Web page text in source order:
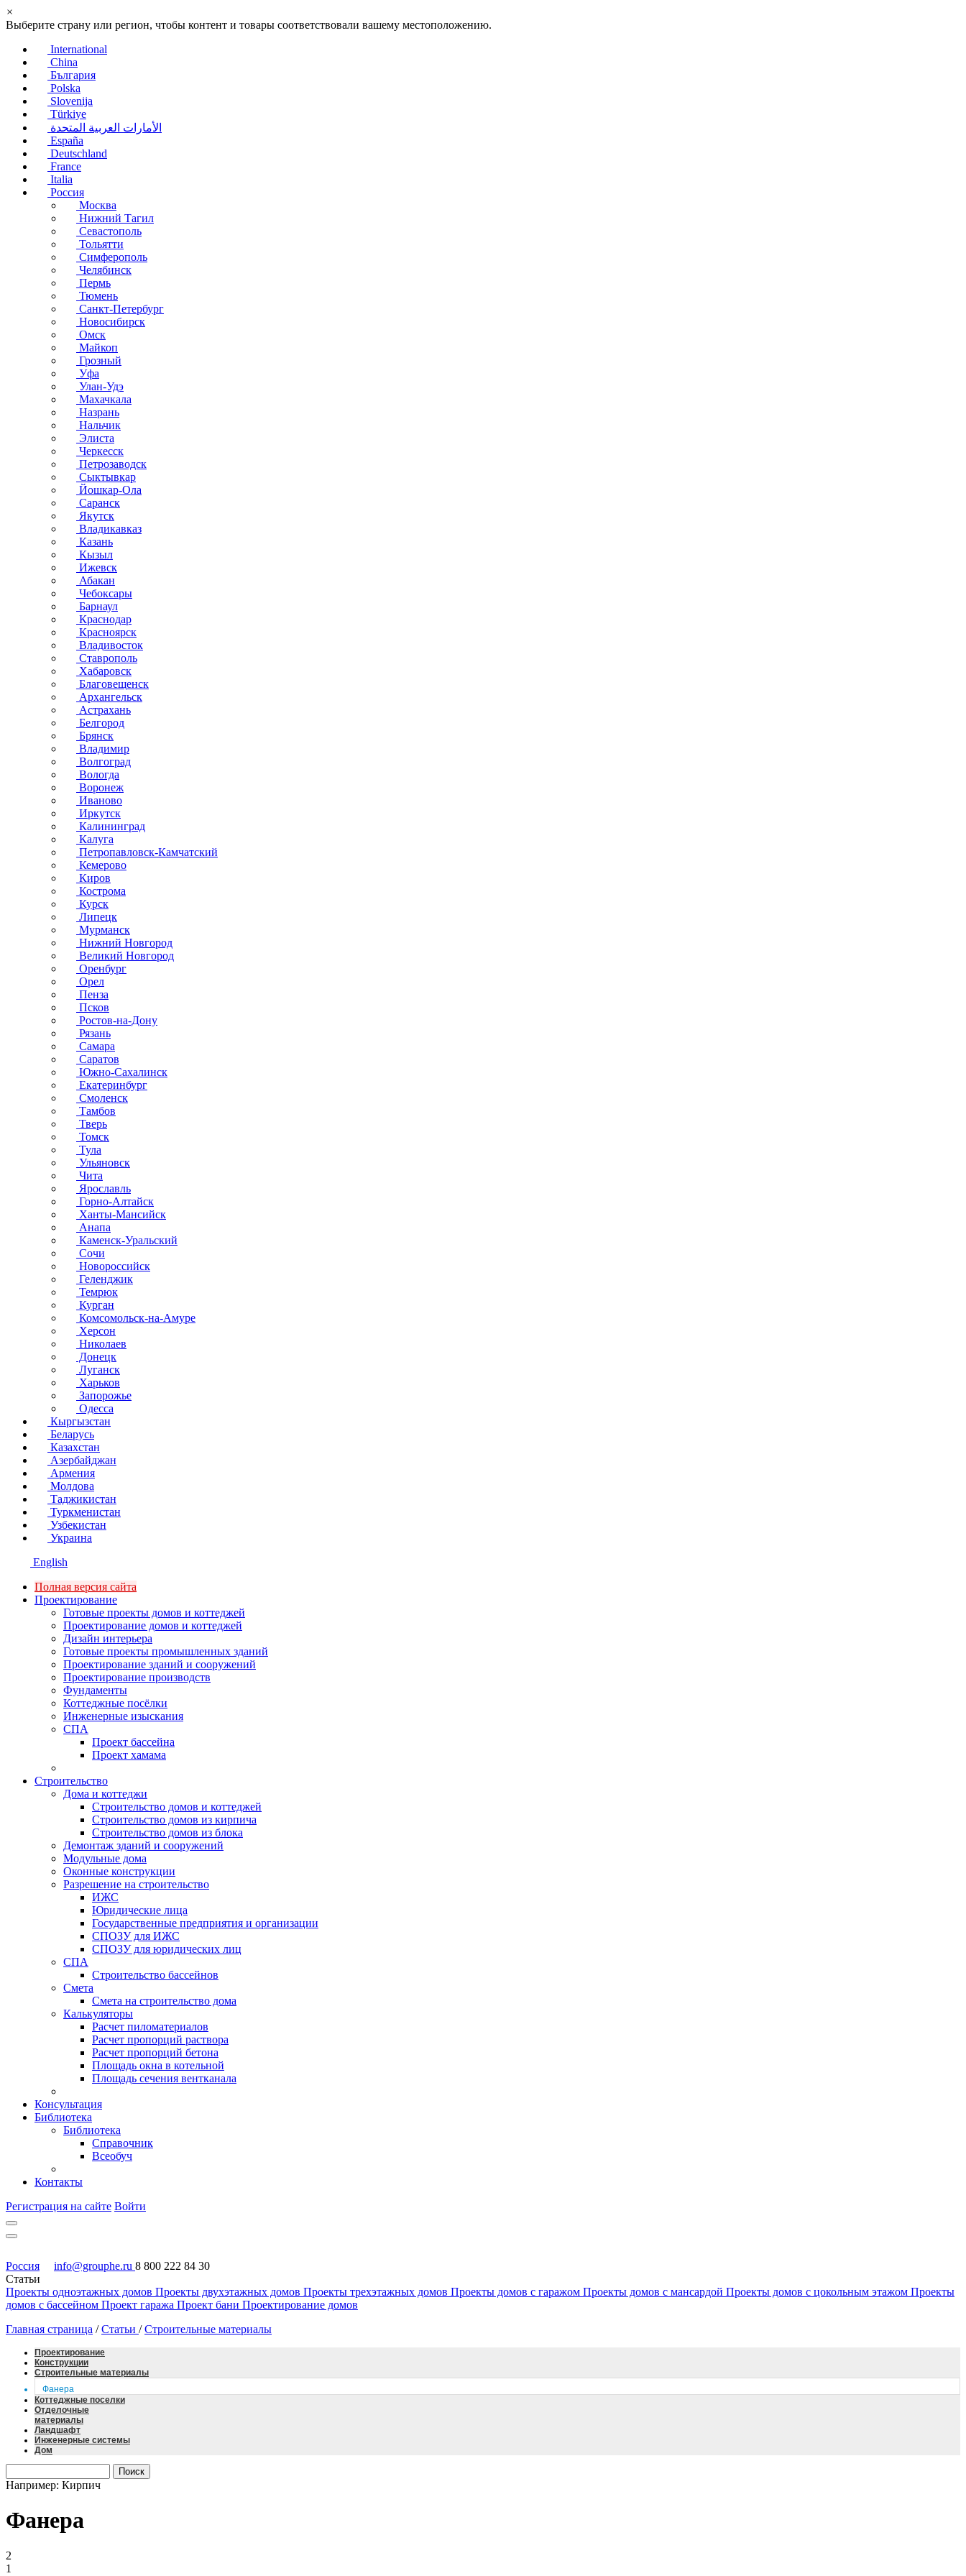
×
Выберите страну или регион, чтобы контент и товары соответствовали вашему местоположению.
International
China
България
Polska
Slovenija
Türkiye
الأمارات العربية المتحدة
España
Deutschland
France
Italia
Россия
Москва
Нижний Тагил
Севастополь
Тольятти
Симферополь
Челябинск
Пермь
Тюмень
Санкт-Петербург
Новосибирск
Омск
Майкоп
Грозный
Уфа
Улан-Удэ
Махачкала
Назрань
Нальчик
Элиста
Черкесск
Петрозаводск
Сыктывкар
Йошкар-Ола
Саранск
Якутск
Владикавказ
Казань
Кызыл
Ижевск
Абакан
Чебоксары
Барнаул
Краснодар
Красноярск
Владивосток
Ставрополь
Хабаровск
Благовещенск
Архангельск
Астрахань
Белгород
Брянск
Владимир
Волгоград
Вологда
Воронеж
Иваново
Иркутск
Калининград
Калуга
Петропавловск-Камчатский
Кемерово
Киров
Кострома
Курск
Липецк
Мурманск
Нижний Новгород
Великий Новгород
Оренбург
Орел
Пенза
Псков
Ростов-на-Дону
Рязань
Самара
Саратов
Южно-Сахалинск
Екатеринбург
Смоленск
Тамбов
Тверь
Томск
Тула
Ульяновск
Чита
Ярославль
Горно-Алтайск
Ханты-Мансийск
Анапа
Каменск-Уральский
Сочи
Новороссийск
Геленджик
Темрюк
Курган
Комсомольск-на-Амуре
Херсон
Николаев
Донецк
Луганск
Харьков
Запорожье
Одесса
Кыргызстан
Беларусь
Казахстан
Азербайджан
Армения
Молдова
Таджикистан
Туркменистан
Узбекистан
Украина
English
Полная версия сайта
Проектирование
Готовые проекты домов и коттеджей
Проектирование домов и коттеджей
Дизайн интерьера
Готовые проекты промышленных зданий
Проектирование зданий и сооружений
Проектирование производств
Фундаменты
Коттеджные посёлки
Инженерные изыскания
СПА
Проект бассейна
Проект хамама
Строительство
Дома и коттеджи
Строительство домов и коттеджей
Строительство домов из кирпича
Строительство домов из блока
Демонтаж зданий и сооружений
Модульные дома
Оконные конструкции
Разрешение на строительство
ИЖС
Юридические лица
Государственные предприятия и организации
СПОЗУ для ИЖС
СПОЗУ для юридических лиц
СПА
Строительство бассейнов
Смета
Смета на строительство дома
Калькуляторы
Расчет пиломатериалов
Расчет пропорций раствора
Расчет пропорций бетона
Площадь окна в котельной
Площадь сечения вентканала
Консультация
Библиотека
Библиотека
Справочник
Всеобуч
Контакты
Регистрация на сайте Войти
Россия info@grouphe.ru 8 800 222 84 30
Статьи
Проекты одноэтажных домов Проекты двухэтажных домов Проекты трехэтажных домов Проекты домов с гаражом Проекты домов с мансардой Проекты домов с цокольным этажом Проекты
домов с бассейном Проект гаража Проект бани Проектирование домов
Главная страница / Статьи / Строительные материалы
Проектирование
Конструкции
Строительные материалы
Фанера
Коттеджные поселки
Отделочные
материалы
Ландшафт
Инженерные системы
Дом
Например: Кирпич
Фанера
2
1